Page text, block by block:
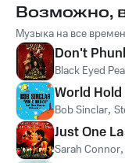
Возможно,
Музыка на все
Don't
Black Eyed
World Hold
Bob Sinclar,
Just One
Sarah Connor,